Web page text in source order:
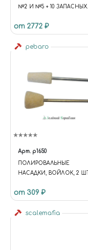
№2 И №5 + 10 ЗАПАСНЫХ
от 2772 ₽
pebaro
Арт. p1650
ПОЛИРОВАЛЬНЫЕ
НАСАДКИ, ВОЙЛОК, 2 ШТ
от 309 ₽
scalemafia